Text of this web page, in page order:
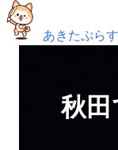
あきたぷら
秋田